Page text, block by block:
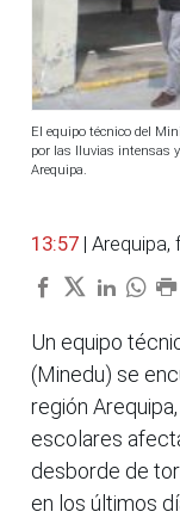
El equipo técnico del
por las lluvias intensas
Arequipa.
13:57 | Arequipa,
Un equipo
(Minedu) se
región
escolares
desborde de
en los últimos